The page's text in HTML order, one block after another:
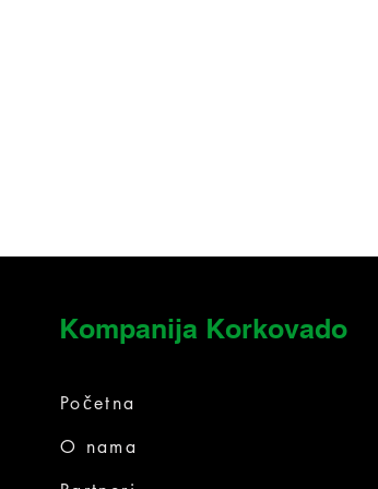
Kompanija Korkovado
Početna
O nama